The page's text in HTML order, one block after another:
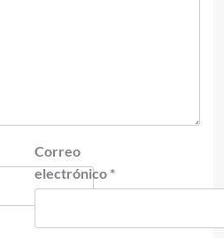
Correo
electrónico *